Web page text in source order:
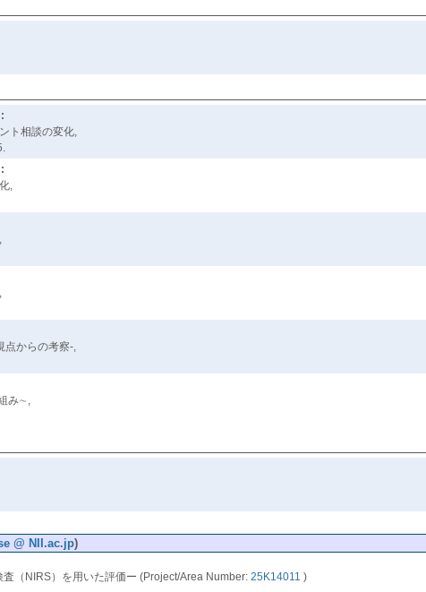
ト相談の変化,
,
点からの考察-,
み∼,
@ NII.ac.jp)
（NIRS）を用いた評価ー (Project/Area Number:25K14011 )